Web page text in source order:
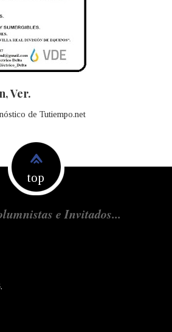
Ver.
de Tutiempo.net
top
e Invitados...